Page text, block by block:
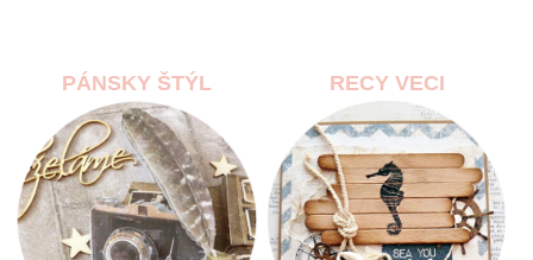
PÁNSKY ŠTÝL RECY VECI